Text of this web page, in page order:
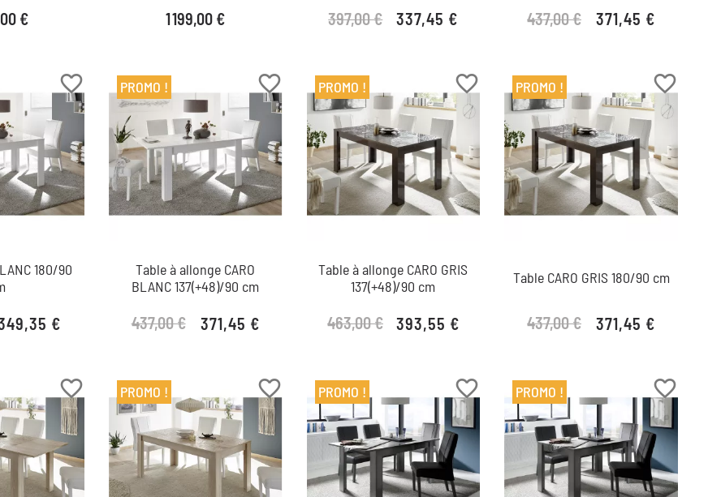
€
Prix
1 199,00 € Prix de base
397,00 € Prix
337,45 € Prix de base
437,00 € Prix
371,45 €
favorite_border
180/90
de base
€
favorite_border
Table à allonge CARO
BLANC 137(+48)/90 cm
Prix de base
437,00 € Prix
371,45 €
PROMO ! favorite_border
Table à allonge CARO GRIS
137(+48)/90 cm
Prix de base
463,00 € Prix
393,55 €
PROMO ! favorite_border
Table CARO GRIS 180/90 cm
Prix de base
437,00 € Prix
371,45 €
PROMO !
favorite_border favorite_border
PROMO ! favorite_border
PROMO ! favorite_border
PROMO !